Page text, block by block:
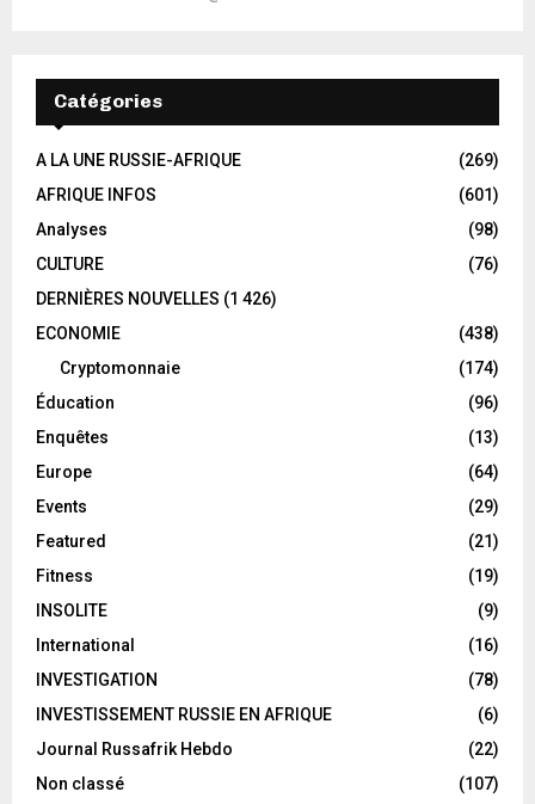
Catégories
A LA UNE RUSSIE-AFRIQUE
(269)
AFRIQUE INFOS
(601)
Analyses
(98)
CULTURE
(76)
DERNIÈRES NOUVELLES (1 426)
ECONOMIE
(438)
Cryptomonnaie
(174)
Éducation
(96)
Enquêtes
(13)
Europe
(64)
Events
(29)
Featured
(21)
Fitness
(19)
INSOLITE
(9)
International
(16)
INVESTIGATION
(78)
INVESTISSEMENT RUSSIE EN AFRIQUE
(6)
Journal Russafrik Hebdo
(22)
Non classé
(107)